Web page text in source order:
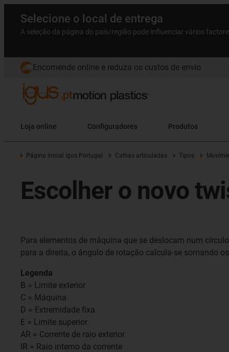
Selecione o local de entrega
A seleção da página do país/região pode influenciar vários
Encomende online e reduza os custos de envio
Loja online Configuradores Produtos
Página inicial igus Portugal Calhas articuladas Tipos
Escolher o novo
Para elementos de máquina que se deslocam num
para a direita, o ângulo de rotação calcula-se somando
Legenda
B = Limite exterior
C = Máquina
D = Extremidade fixa
E = Limite superior
AR = Corrente de raio exterior
IR = Raio interno da corrente